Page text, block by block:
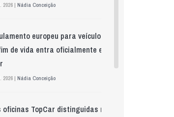
2026 | Nádia Conceição
europeu para veículos
de vida entra oficialmente em
2026 | Nádia Conceição
oficinas TopCar distinguidas na